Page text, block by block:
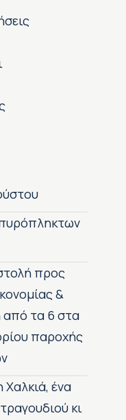
προς
&
από τα 6 στα
παροχής
ένα
κι